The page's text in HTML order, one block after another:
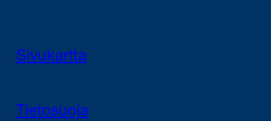
Sivukartta
Tietosuoja